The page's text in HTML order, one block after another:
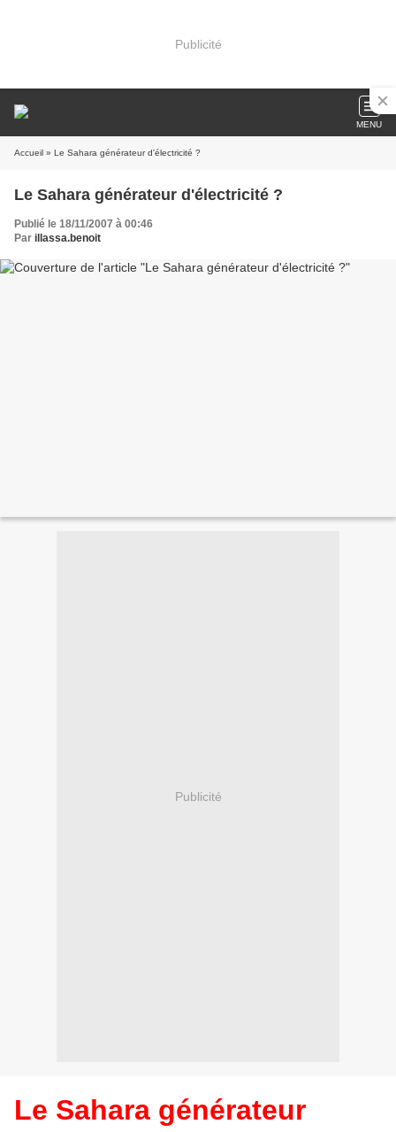
Publicité
MENU
Accueil » Le Sahara générateur d'électricité ?
Le Sahara générateur d'électricité ?
Publié le 18/11/2007 à 00:46
Par illassa.benoit
Publicité
Le Sahara générateur